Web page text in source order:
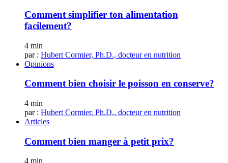
Comment simplifier ton alimentation
facilement?
4 min
par : Hubert Cormier, Ph.D., docteur en nutrition
Opinions
Comment bien choisir le poisson en conserve?
4 min
par : Hubert Cormier, Ph.D., docteur en nutrition
Articles
Comment bien manger à petit prix?
4 min